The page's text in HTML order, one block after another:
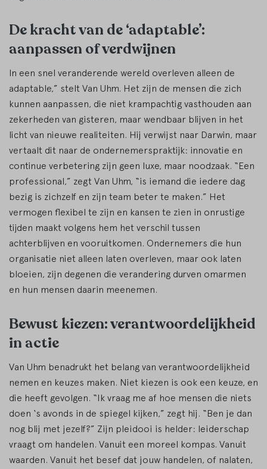
De kracht van de ‘adaptable’:
aanpassen of verdwijnen
In een snel veranderende wereld overleven alleen de
adaptable,” stelt Van Uhm. Het zijn de mensen die zich
kunnen aanpassen, die niet krampachtig vasthouden aan
zekerheden van gisteren, maar wendbaar blijven in het
licht van nieuwe realiteiten. Hij verwijst naar Darwin, maar
vertaalt dit naar de ondernemerspraktijk: innovatie en
continue verbetering zijn geen luxe, maar noodzaak. “Een
professional,” zegt Van Uhm, “is iemand die iedere dag
bezig is zichzelf en zijn team beter te maken.” Het
vermogen flexibel te zijn en kansen te zien in onrustige
tijden maakt volgens hem het verschil tussen
achterblijven en vooruitkomen. Ondernemers die hun
organisatie niet alleen laten overleven, maar ook laten
bloeien, zijn degenen die verandering durven omarmen
en hun mensen daarin meenemen.
Bewust kiezen: verantwoordelijkheid
in actie
Van Uhm benadrukt het belang van verantwoordelijkheid
nemen en keuzes maken. Niet kiezen is ook een keuze, en
die heeft gevolgen. “Ik vraag me af hoe mensen die niets
doen ‘s avonds in de spiegel kijken,” zegt hij. “Ben je dan
nog blij met jezelf?” Zijn pleidooi is helder: leiderschap
vraagt om handelen. Vanuit een moreel kompas. Vanuit
waarden. Vanuit het besef dat jouw handelen, of nalaten,